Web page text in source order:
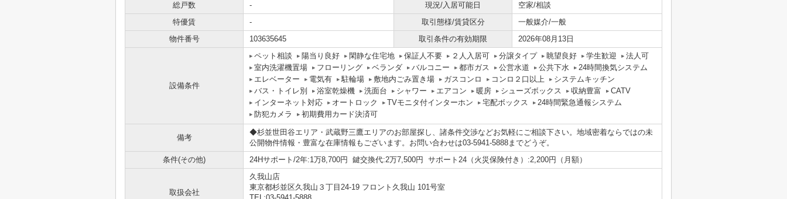
総戸数
- 現況/入居可能日
空家/相談
特優賃
- 取引態様/賃貸区分
一般媒介/一般
物件番号
103635645 取引条件の有効期限 2026年08月13日
設備条件
ペット相談 陽当り良好 閑静な住宅地 保証人不要 ２人入居可 分譲タイプ 眺望良好 学生歓迎
法人可
室内洗濯機置場
フローリング ベランダ バルコニー 都市ガス 公営水道 公共下水
24時間換気システム
エレベーター
電気有 駐輪場 敷地内ごみ置き場 ガスコンロ コンロ２口以上
システムキッチン
バス・トイレ別
浴室乾燥機 洗面台 シャワー エアコン 暖房 シューズボックス 収納豊富
CATV
インターネット対応
オートロック TVモニタ付インターホン 宅配ボックス
24時間緊急通報システム
防犯カメラ
初期費用カード決済可
備考
◆杉並世田谷エリア・武蔵野三鷹エリアのお部屋探し、諸条件交渉などお気軽にご相談下さい。地域密着ならではの未
公開物件情報・豊富な在庫情報もございます。お問い合わせは03-5941-5888までどうぞ。
条件(その他)
24Hサポート/2年:1万8,700円 鍵交換代:2万7,500円 サポート24（火災保険付き）:2,200円（月額）
取扱会社
久我山店
東京都杉並区久我山３丁目24-19 フロント久我山 101号室